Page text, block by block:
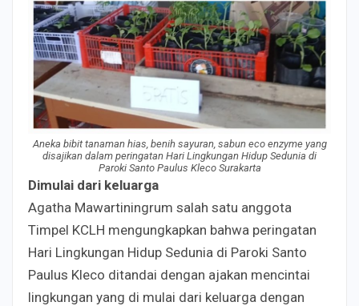
Aneka bibit tanaman hias, benih sayuran, sabun eco enzyme yang
disajikan dalam peringatan Hari Lingkungan Hidup Sedunia di
Paroki Santo Paulus Kleco Surakarta
Dimulai dari keluarga
Agatha Mawartiningrum salah satu anggota
Timpel KCLH mengungkapkan bahwa peringatan
Hari Lingkungan Hidup Sedunia di Paroki Santo
Paulus Kleco ditandai dengan ajakan mencintai
lingkungan yang di mulai dari keluarga dengan